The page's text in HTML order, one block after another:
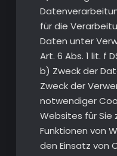
für die
Daten unter
Art. 6 Abs. 1 lit. f
b) Zweck der
Zweck der
notwendiger
Websites für Sie
Funktionen von
den Einsatz von